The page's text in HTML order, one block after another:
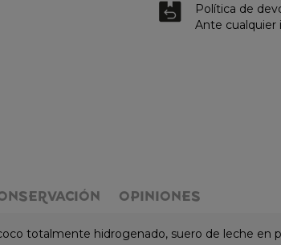
Política de
Ante cualquier
OPINIONES
totalmente hidrogenado, suero de leche en